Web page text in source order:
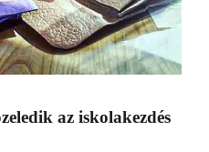
az iskolakezdés